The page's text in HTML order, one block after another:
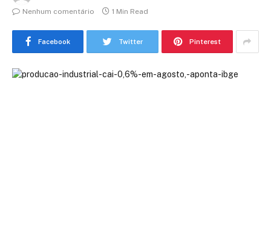
Nenhum comentário
1 Min Read
Facebook Twitter Pinterest